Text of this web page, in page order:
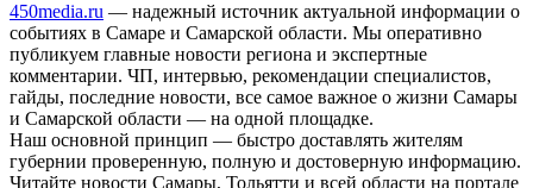
450media.ru — надежный источник актуальной информации о
событиях в Самаре и Самарской области. Мы оперативно
публикуем главные новости региона и экспертные
комментарии. ЧП, интервью, рекомендации специалистов,
гайды, последние новости, все самое важное о жизни Самары
и Самарской области — на одной площадке.
Наш основной принцип — быстро доставлять жителям
губернии проверенную, полную и достоверную информацию.
Читайте новости Самары, Тольятти и всей области на портале